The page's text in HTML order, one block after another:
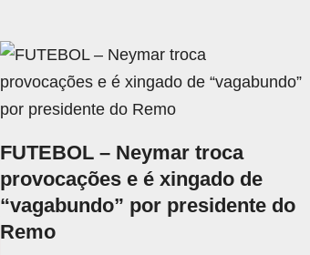
FUTEBOL – Neymar troca
provocações e é xingado de
“vagabundo” por presidente do
Remo